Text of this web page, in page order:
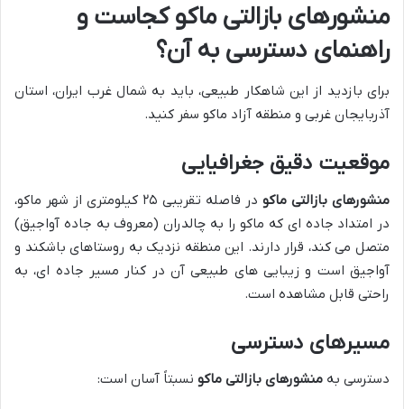
منشورهای بازالتی ماکو کجاست و
راهنمای دسترسی به آن؟
برای بازدید از این شاهکار طبیعی، باید به شمال غرب ایران، استان
آذربایجان غربی و منطقه آزاد ماکو سفر کنید.
موقعیت دقیق جغرافیایی
منشورهای بازالتی ماکو
در فاصله تقریبی ۲۵ کیلومتری از شهر ماکو،
در امتداد جاده ای که ماکو را به چالدران (معروف به جاده آواجیق)
متصل می کند، قرار دارند. این منطقه نزدیک به روستاهای باشکند و
آواجیق است و زیبایی های طبیعی آن در کنار مسیر جاده ای، به
راحتی قابل مشاهده است.
مسیرهای دسترسی
دسترسی به منشورهای بازالتی ماکو نسبتاً آسان است: